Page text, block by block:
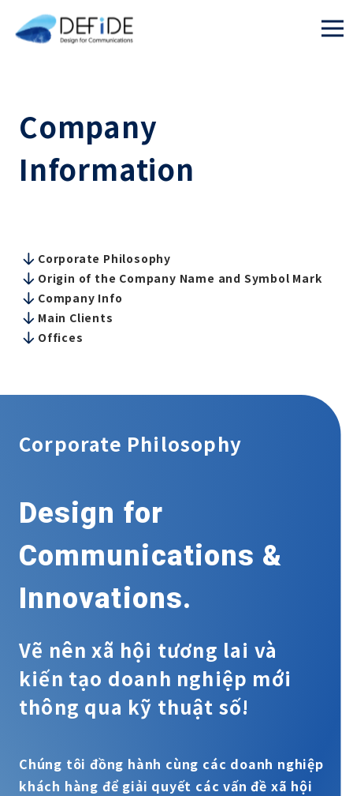
Company
Information
Corporate Philosophy
Origin of the Company Name and Symbol Mark
Company Info
Main Clients
Offices
Corporate Philosophy
Design for
Communications &
Innovations.
Vẽ nên xã hội tương lai và
kiến tạo doanh nghiệp mới
thông qua kỹ thuật số!
Chúng tôi đồng hành cùng các doanh nghiệp
khách hàng để giải quyết các vấn đề xã hội